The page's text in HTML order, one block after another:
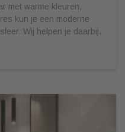
met warme kleuren,
kun je een moderne
Wij helpen je daarbij.